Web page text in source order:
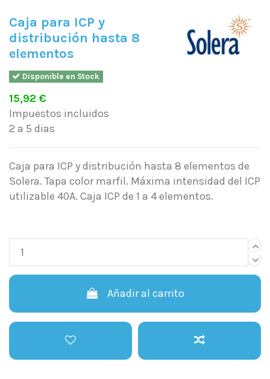
Caja para ICP y
distribución hasta 8
elementos
Disponible en Stock
15,92 €
Impuestos incluidos
2 a 5 dias
Caja para ICP y distribución hasta 8 elementos de
Solera. Tapa color marfil. Máxima intensidad del ICP
utilizable 40A. Caja ICP de 1 a 4 elementos.
Añadir al carrito